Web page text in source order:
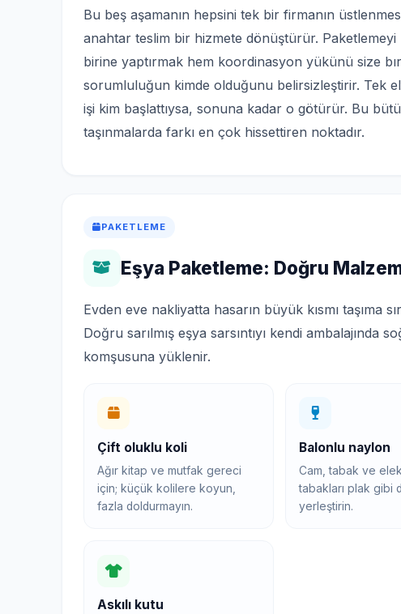
Bu beş aşamanın hepsini tek bir firmanın
anahtar teslim bir hizmete dönüştürür. Paketlemeyi
birine yaptırmak hem koordinasyon yükünü size
sorumluluğun kimde olduğunu belirsizleştirir. Tek
işi kim başlattıysa, sonuna kadar o götürür. Bu
taşınmalarda farkı en çok hissettiren noktadır.
PAKETLEME
Eşya Paketleme: Doğru
Evden eve nakliyatta hasarın büyük kısmı taşıma
Doğru sarılmış eşya sarsıntıyı kendi
komşusuna yüklenir.
Çift oluklu koli
Ağır kitap ve mutfak gereci
için; küçük kolilere koyun,
fazla doldurmayın.
Balonlu naylon
Cam, tabak ve
tabakları plak gibi
yerleştirin.
Askılı kutu